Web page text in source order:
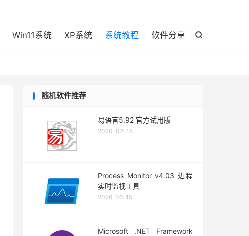

Win11系统 XP系统 系统教程 软件分享
随机软件推荐
易语言5.92 官方试用版
2020-02-18
Process Monitor v4.03 进程
实时监视工具
2026-06-15
Microsoft .NET Framework